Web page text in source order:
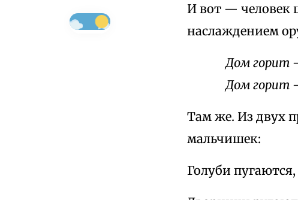
И вот — человек
наслаждением
Дом горит
Дом горит
Там же. Из двух
мальчишек:
Голуби пугаются,